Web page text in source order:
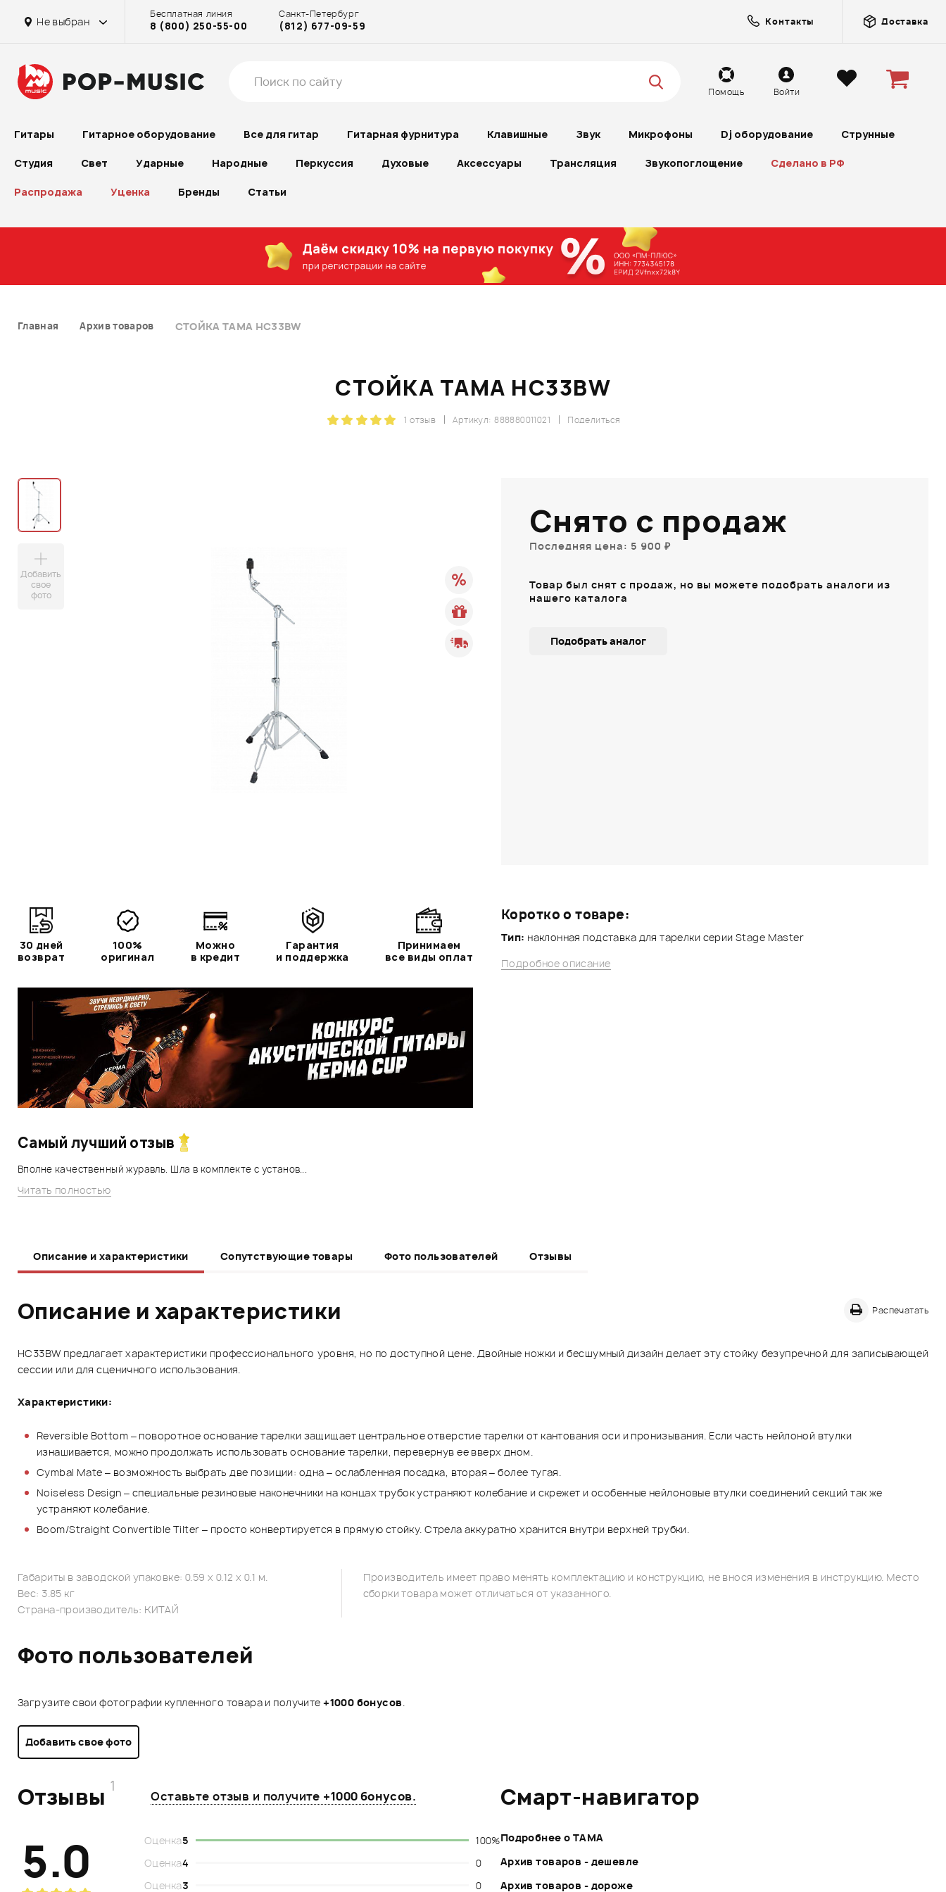
Не выбран
Бесплатная линия
8 (800) 250-55-00
Санкт-Петербург
(812) 677-09-59 Контакты Доставка
Помощь Войти
Гитары Гитарное оборудование Все для гитар Гитарная фурнитура Клавишные Звук Микрофоны Dj оборудование Струнные
Студия Свет Ударные Народные Перкуссия Духовые Аксессуары Трансляция Звукопоглощение Сделано в РФ
Распродажа Уценка Бренды Статьи
Главная Архив товаров СТОЙКА TAMA HC33BW
СТОЙКА TAMA HC33BW
Поделиться
Артикул: 888880011021
1 отзыв
Добавить
свое
фото
Коротко о товаре:
Тип: наклонная подставка для тарелки серии Stage Master
Подробное описание
Снято с продаж
Последняя цена: 5 900 ₽
Товар был снят с продаж, но вы можете подобрать аналоги из
нашего каталога
Подобрать аналог
30 дней
возврат
100%
оригинал
Можно
в кредит
Гарантия
и поддержка
Принимаем
все виды оплат
Самый лучший отзыв
Вполне качественный журавль. Шла в комплекте с установ...
Читать полностью
Описание и характеристики Сопутствующие товары Фото пользователей Отзывы
Описание и характеристики Распечатать
HC33BW предлагает характеристики профессионального уровня, но по доступной цене. Двойные ножки и бесшумный дизайн делает эту стойку безупречной для записывающей
сессии или для сценичного использования.
Характеристики:
Reversible Bottom – поворотное основание тарелки защищает центральное отверстие тарелки от кантования оси и пронизывания. Если часть нейлоной втулки
изнашивается, можно продолжать использовать основание тарелки, перевернув ее вверх дном.
Cymbal Mate – возможность выбрать две позиции: одна – ослабленная посадка, вторая – более тугая.
Noiseless Design – специальные резиновые наконечники на концах трубок устраняют колебание и скрежет и особенные нейлоновые втулки соединений секций так же
устраняют колебание.
Boom/Straight Convertible Tilter – просто конвертируется в прямую стойку. Стрела аккуратно хранится внутри верхней трубки.
Габариты в заводской упаковке: 0.59 x 0.12 x 0.1 м.
Вес: 3.85 кг
Страна-производитель: КИТАЙ
Производитель имеет право менять комплектацию и конструкцию, не внося изменения в инструкцию. Место
сборки товара может отличаться от указанного.
Фото пользователей
Загрузите свои фотографии купленного товара и получите+1000 бонусов.
Добавить свое фото
Отзывы 1
Оставьте отзыв и получите +1000 бонусов.
5.0 Оценка5
100%
Оценка4
0
Оценка3
0
Смарт-навигатор
Подробнее о TAMA
Архив товаров - дешевле
Архив товаров - дороже